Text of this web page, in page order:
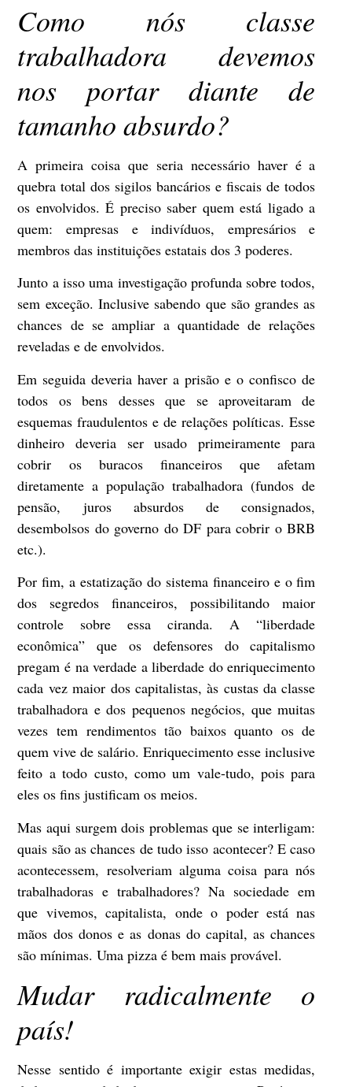
Como nós classe
trabalhadora devemos
nos portar diante de
tamanho absurdo?
A primeira coisa que seria necessário haver é a
quebra total dos sigilos bancários e fiscais de todos
os envolvidos. É preciso saber quem está ligado a
quem: empresas e indivíduos, empresários e
membros das instituições estatais dos 3 poderes.
Junto a isso uma investigação profunda sobre todos,
sem exceção. Inclusive sabendo que são grandes as
chances de se ampliar a quantidade de relações
reveladas e de envolvidos.
Em seguida deveria haver a prisão e o confisco de
todos os bens desses que se aproveitaram de
esquemas fraudulentos e de relações políticas. Esse
dinheiro deveria ser usado primeiramente para
cobrir os buracos financeiros que afetam
diretamente a população trabalhadora (fundos de
pensão, juros absurdos de consignados,
desembolsos do governo do DF para cobrir o BRB
etc.).
Por fim, a estatização do sistema financeiro e o fim
dos segredos financeiros, possibilitando maior
controle sobre essa ciranda. A “liberdade
econômica” que os defensores do capitalismo
pregam é na verdade a liberdade do enriquecimento
cada vez maior dos capitalistas, às custas da classe
trabalhadora e dos pequenos negócios, que muitas
vezes tem rendimentos tão baixos quanto os de
quem vive de salário. Enriquecimento esse inclusive
feito a todo custo, como um vale-tudo, pois para
eles os fins justificam os meios.
Mas aqui surgem dois problemas que se interligam:
quais são as chances de tudo isso acontecer? E caso
acontecessem, resolveriam alguma coisa para nós
trabalhadoras e trabalhadores? Na sociedade em
que vivemos, capitalista, onde o poder está nas
mãos dos donos e as donas do capital, as chances
são mínimas. Uma pizza é bem mais provável.
Mudar radicalmente o
país!
Nesse sentido é importante exigir estas medidas,